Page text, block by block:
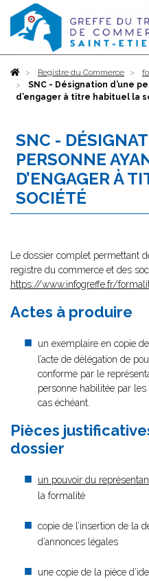
AccueilRegistre du Commerce
SNC - Désignation d’une
d’engager à titre habituel la
SNC -
PERSONNE
D’ENGAGER À
SOCIÉTÉ
Le dossier complet permettant
registre du commerce et des
https://www.infogreffe.fr/
Actes à produire
un exemplaire en copie
l’acte de délégation de
conforme par le
personne habilitée par
cas échéant.
Pièces
dossier
un pouvoir du
la formalité
copie de l’insertion de la
d’annonces légales
une copie de la pièce